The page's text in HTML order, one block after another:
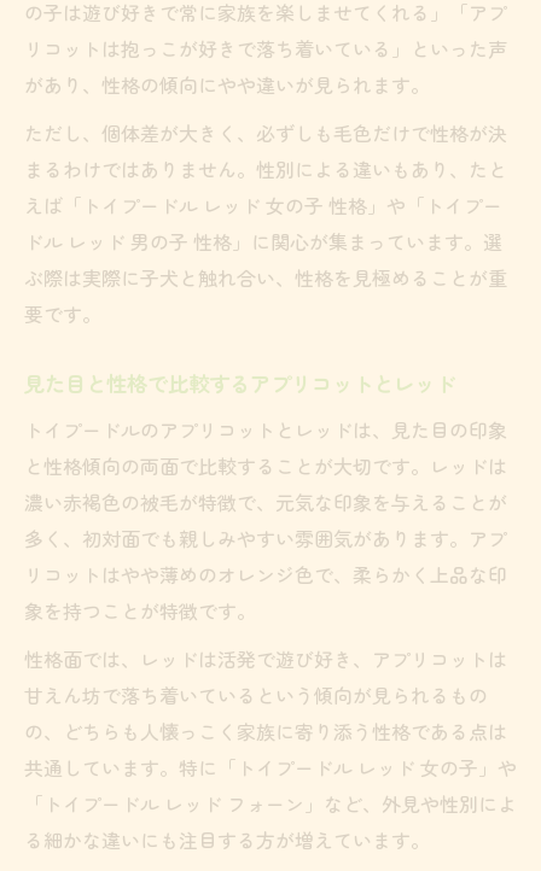
の子は遊び好きで常に家族を楽しませてくれる」「アプ
リコットは抱っこが好きで落ち着いている」といった声
があり、性格の傾向にやや違いが見られます。
ただし、個体差が大きく、必ずしも毛色だけで性格が決
まるわけではありません。性別による違いもあり、たと
えば「トイプードル レッド 女の子 性格」や「トイプー
ドル レッド 男の子 性格」に関心が集まっています。選
ぶ際は実際に子犬と触れ合い、性格を見極めることが重
要です。
見た目と性格で比較するアプリコットとレッド
トイプードルのアプリコットとレッドは、見た目の印象
と性格傾向の両面で比較することが大切です。レッドは
濃い赤褐色の被毛が特徴で、元気な印象を与えることが
多く、初対面でも親しみやすい雰囲気があります。アプ
リコットはやや薄めのオレンジ色で、柔らかく上品な印
象を持つことが特徴です。
性格面では、レッドは活発で遊び好き、アプリコットは
甘えん坊で落ち着いているという傾向が見られるもの
の、どちらも人懐っこく家族に寄り添う性格である点は
共通しています。特に「トイプードル レッド 女の子」や
「トイプードル レッド フォーン」など、外見や性別によ
る細かな違いにも注目する方が増えています。